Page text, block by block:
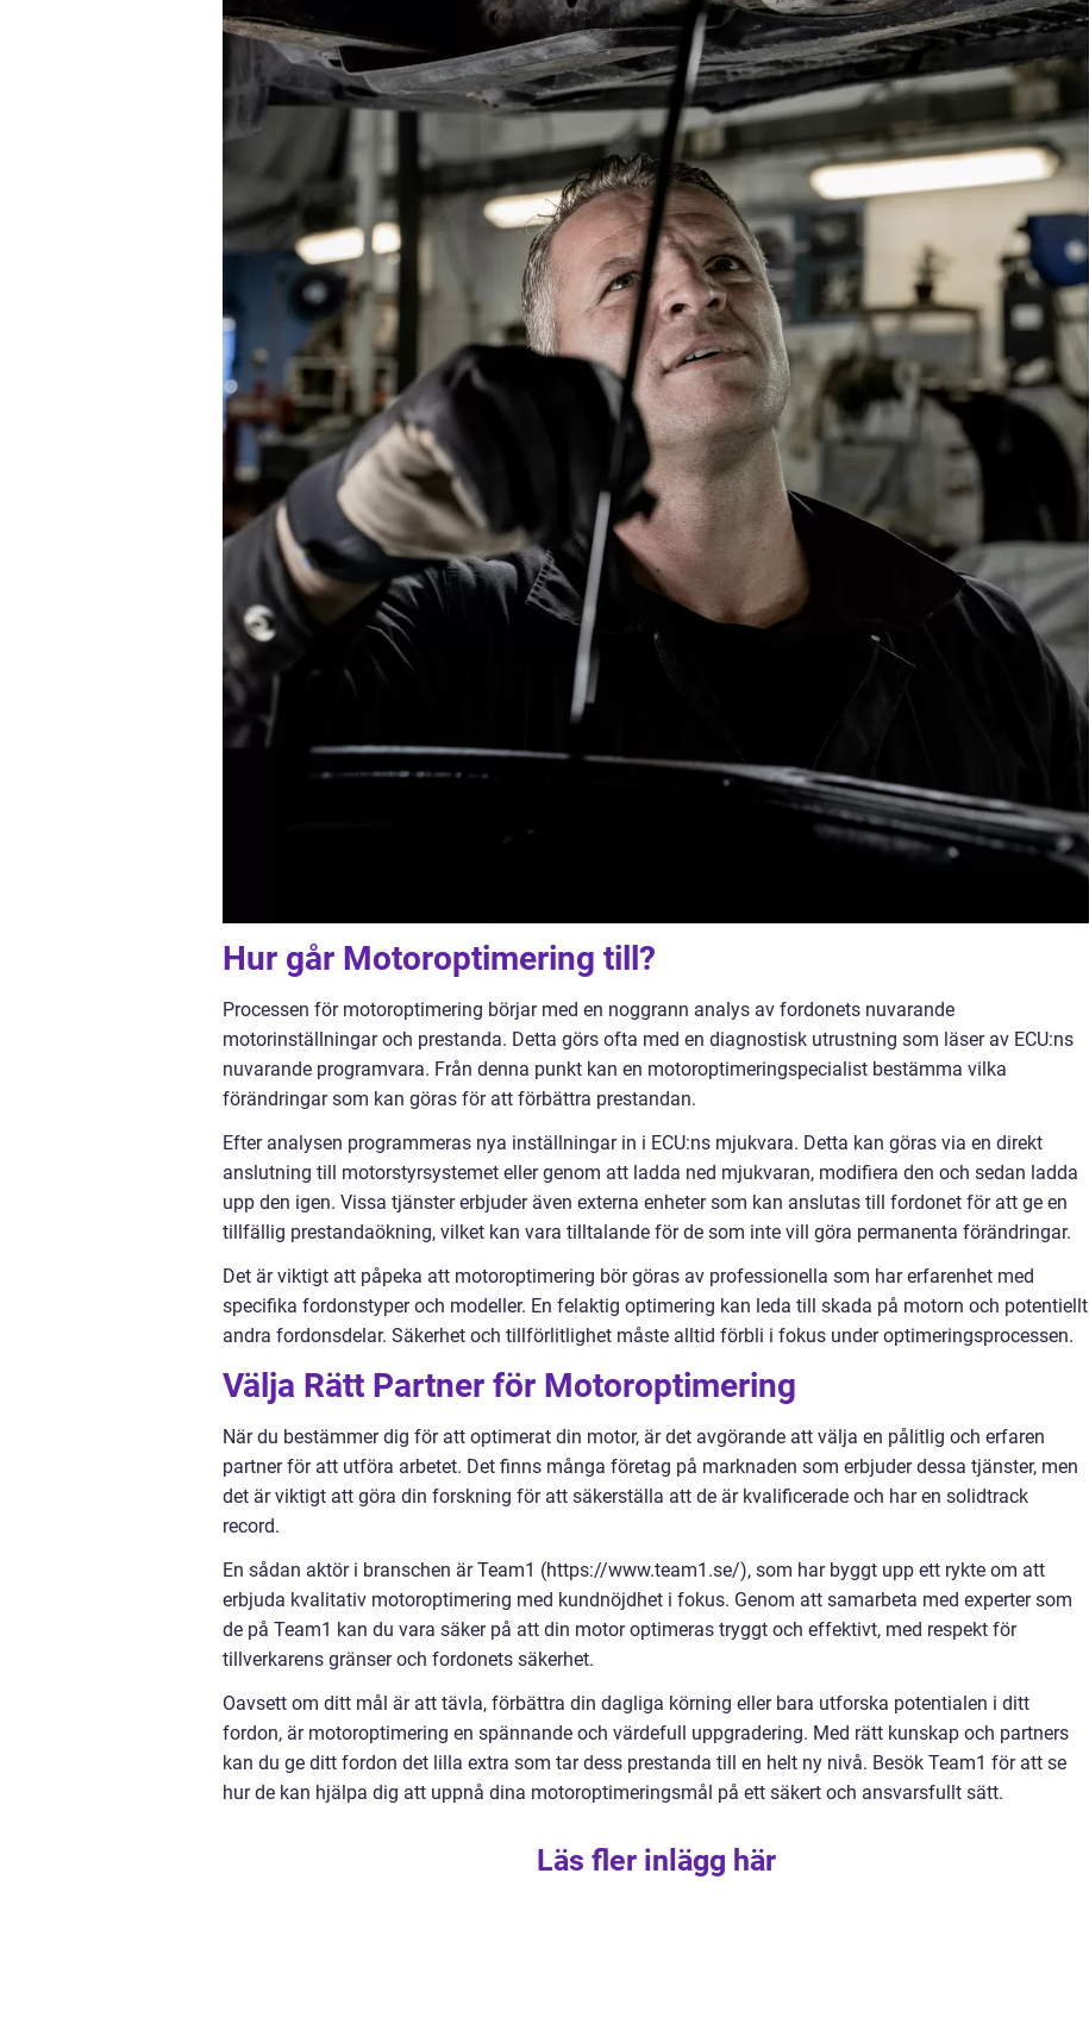
Hur går Motoroptimering till?
Processen för motoroptimering börjar med en noggrann analys av fordonets nuvarande
motorinställningar och prestanda. Detta görs ofta med en diagnostisk utrustning som läser av ECU:ns
nuvarande programvara. Från denna punkt kan en motoroptimeringspecialist bestämma vilka
förändringar som kan göras för att förbättra prestandan.
Efter analysen programmeras nya inställningar in i ECU:ns mjukvara. Detta kan göras via en direkt
anslutning till motorstyrsystemet eller genom att ladda ned mjukvaran, modifiera den och sedan ladda
upp den igen. Vissa tjänster erbjuder även externa enheter som kan anslutas till fordonet för att ge en
tillfällig prestandaökning, vilket kan vara tilltalande för de som inte vill göra permanenta förändringar.
Det är viktigt att påpeka att motoroptimering bör göras av professionella som har erfarenhet med
specifika fordonstyper och modeller. En felaktig optimering kan leda till skada på motorn och potentiellt
andra fordonsdelar. Säkerhet och tillförlitlighet måste alltid förbli i fokus under optimeringsprocessen.
Välja Rätt Partner för Motoroptimering
När du bestämmer dig för att optimerat din motor, är det avgörande att välja en pålitlig och erfaren
partner för att utföra arbetet. Det finns många företag på marknaden som erbjuder dessa tjänster, men
det är viktigt att göra din forskning för att säkerställa att de är kvalificerade och har en solidtrack
record.
En sådan aktör i branschen är Team1 (https://www.team1.se/), som har byggt upp ett rykte om att
erbjuda kvalitativ motoroptimering med kundnöjdhet i fokus. Genom att samarbeta med experter som
de på Team1 kan du vara säker på att din motor optimeras tryggt och effektivt, med respekt för
tillverkarens gränser och fordonets säkerhet.
Oavsett om ditt mål är att tävla, förbättra din dagliga körning eller bara utforska potentialen i ditt
fordon, är motoroptimering en spännande och värdefull uppgradering. Med rätt kunskap och partners
kan du ge ditt fordon det lilla extra som tar dess prestanda till en helt ny nivå. Besök Team1 för att se
hur de kan hjälpa dig att uppnå dina motoroptimeringsmål på ett säkert och ansvarsfullt sätt.
Läs fler inlägg här